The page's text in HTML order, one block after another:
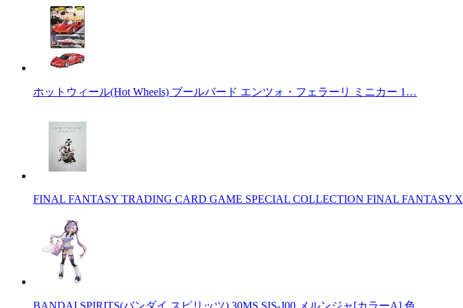
ホットウィール(Hot Wheels) ブールバード エンツォ・フェラーリ ミニカー 1…
FINAL FANTASY TRADING CARD GAME SPECIAL COLLECTION FINAL FANTASY X
BANDAI SPIRITS(バンダイ スピリッツ) 30MS SIS-J00 メルンジャ[カラーA] 色…